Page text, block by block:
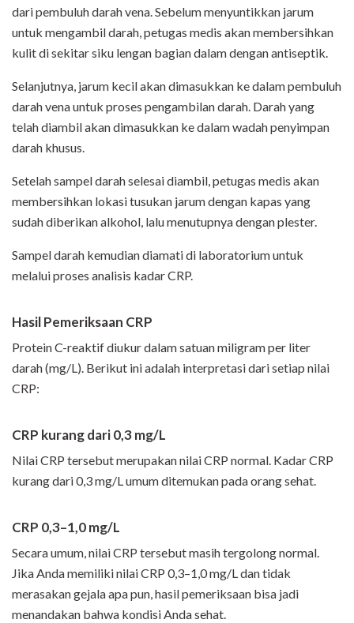
dari pembuluh darah vena. Sebelum menyuntikkan jarum
untuk mengambil darah, petugas medis akan membersihkan
kulit di sekitar siku lengan bagian dalam dengan antiseptik.
Selanjutnya, jarum kecil akan dimasukkan ke dalam pembuluh
darah vena untuk proses pengambilan darah. Darah yang
telah diambil akan dimasukkan ke dalam wadah penyimpan
darah khusus.
Setelah sampel darah selesai diambil, petugas medis akan
membersihkan lokasi tusukan jarum dengan kapas yang
sudah diberikan alkohol, lalu menutupnya dengan plester.
Sampel darah kemudian diamati di laboratorium untuk
melalui proses analisis kadar CRP.
Hasil Pemeriksaan CRP
Protein C-reaktif diukur dalam satuan miligram per liter
darah (mg/L). Berikut ini adalah interpretasi dari setiap nilai
CRP:
CRP kurang dari 0,3 mg/L
Nilai CRP tersebut merupakan nilai CRP normal. Kadar CRP
kurang dari 0,3 mg/L umum ditemukan pada orang sehat.
CRP 0,3–1,0 mg/L
Secara umum, nilai CRP tersebut masih tergolong normal.
Jika Anda memiliki nilai CRP 0,3–1,0 mg/L dan tidak
merasakan gejala apa pun, hasil pemeriksaan bisa jadi
menandakan bahwa kondisi Anda sehat.